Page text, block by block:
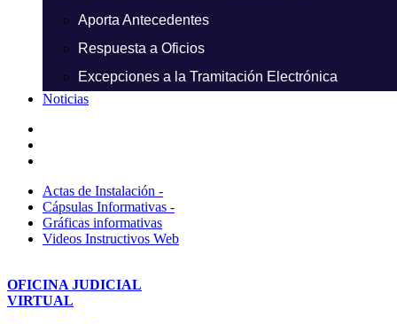
Aporta Antecedentes
Respuesta a Oficios
Excepciones a la Tramitación Electrónica
Noticias
Actas de Instalación -
Cápsulas Informativas -
Gráficas informativas
Videos Instructivos Web
OFICINA JUDICIAL
VIRTUAL